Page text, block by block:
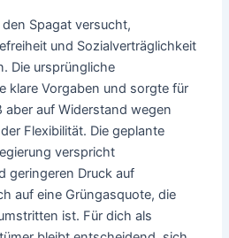
Spagat versucht,
und Sozialverträglichkeit
Die ursprüngliche
klare Vorgaben und sorgte für
aber auf Widerstand wegen
Flexibilität. Die geplante
verspricht
geringeren Druck auf
auf eine Grüngasquote, die
ist. Für dich als